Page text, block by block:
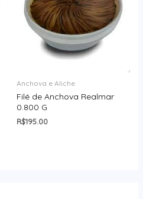
Anchova e Aliche
Filé de Anchova Realmar
0.800 G
R$195.00